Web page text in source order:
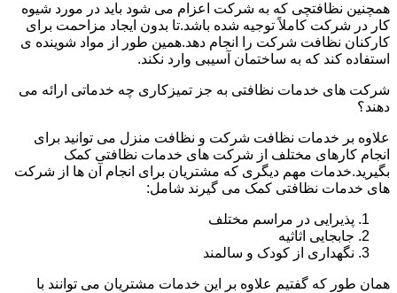
همچنین نظافتچی که به شرکت اعزام می شود باید در مورد شیوه
کار در شرکت کاملاً توجیه شده باشد.تا بدون ایجاد مزاحمت برای
کارکنان نظافت شرکت را انجام دهد.همین طور از مواد شوینده ی
استفاده کند که به ساختمان آسیبی وارد نکند.
شرکت های خدمات نظافتی به جز تمیزکاری چه خدماتی ارائه می
دهند؟
علاوه بر خدمات نظافت شرکت و نظافت منزل می توانید برای
انجام کارهای مختلف از شرکت های خدمات نظافتی کمک
بگیرید.خدمات مهم دیگری که مشتریان برای انجام آن ها از شرکت
های خدمات نظافتی کمک می گیرند شامل:
پذیرایی در مراسم مختلف
جابجایی اثاثیه
نگهداری از کودک و سالمند
همان طور که گفتیم علاوه بر این خدمات مشتریان می توانند با